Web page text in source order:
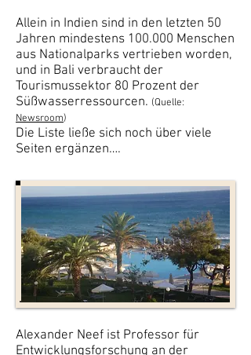
Allein in Indien sind in den letzten 50
Jahren mindestens 100.000 Menschen
aus Nationalparks vertrieben worden,
und in Bali verbraucht der
Tourismussektor 80 Prozent der
Süßwasserressourcen. (Quelle:
Newsroom)
Die Liste ließe sich noch über viele
Seiten ergänzen….
Alexander Neef ist Professor für
Entwicklungsforschung an der